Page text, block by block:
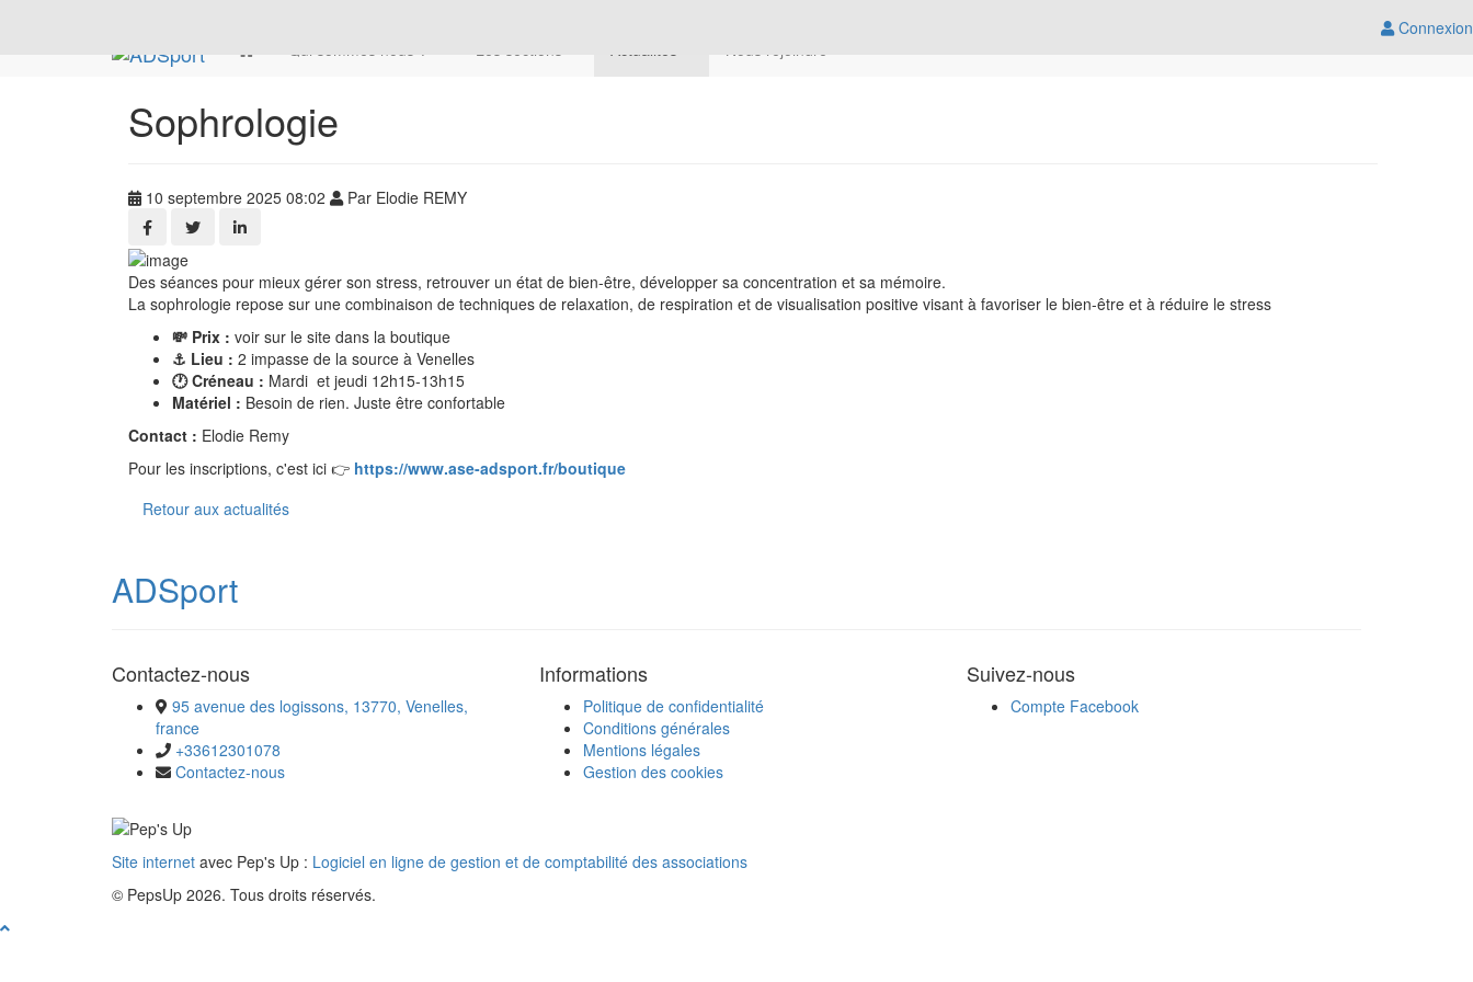
Connexion
Qui sommes nous ?
Les sections Actualités Nous rejoindre
Sophrologie
10 septembre 2025 08:02 Par Elodie REMY
Des séances pour mieux gérer son stress, retrouver un état de bien-être, développer sa concentration et sa mémoire.
La sophrologie repose sur une combinaison de techniques de relaxation, de respiration et de visualisation positive visant à favoriser le bien-être et à réduire le stress
💸 Prix : voir sur le site dans la boutique
⚓ Lieu : 2 impasse de la source à Venelles
🕐 Créneau : Mardi et jeudi 12h15-13h15
Matériel : Besoin de rien. Juste être confortable
Contact : Elodie Remy
Pour les inscriptions, c'est ici 👉 https://www.ase-adsport.fr/boutique
Retour aux actualités
ADSport
Contactez-nous
95 avenue des logissons, 13770, Venelles,
france
+33612301078
Contactez-nous
Informations
Politique de confidentialité
Conditions générales
Mentions légales
Gestion des cookies
Suivez-nous
Compte Facebook
Site internet avec Pep's Up : Logiciel en ligne de gestion et de comptabilité des associations
© PepsUp 2026. Tous droits réservés.